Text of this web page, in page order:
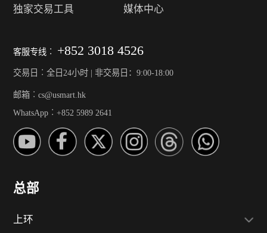
独家交易工具 媒体中心
客服专线︰ +852 3018 4526
交易日︰全日24小时 | 非交易日：9:00-18:00
邮箱︰cs@usmart.hk
WhatsApp︰+852 5989 2641
总部
上环